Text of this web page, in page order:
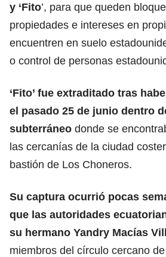
y ‘Fito’, para que queden
propiedades e intereses en
encuentren en suelo
o control de personas
‘Fito’ fue extraditado tras
el pasado 25 de junio dentro
subterráneo donde se
las cercanías de la ciudad
bastión de Los Choneros.
Su captura ocurrió pocas
que las autoridades
su hermano Yandry Macías
miembros del círculo cercano